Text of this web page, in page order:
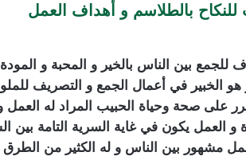
بالطلاسم و أهداف العمل
للجمع بين الناس بالخير و المحبة و
الخبير في أعمال الجمع و التصريف
على صحة وحياة الحبيب المراد له
و العمل يكون في غاية السرية التامة
مشهور بين الناس و له الكثير من